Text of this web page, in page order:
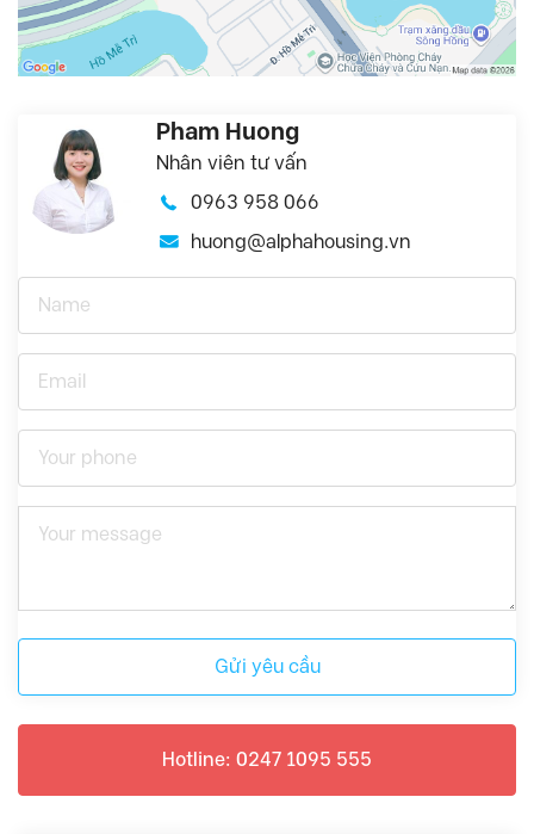
Pham Huong
Nhân viên tư vấn
0963 958 066
huong@alphahousing.vn
Gửi yêu cầu
Hotline: 0247 1095 555